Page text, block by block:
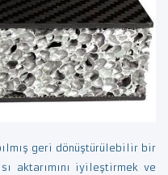
geri dönüştürülebilir bir
aktarımını iyileştirmek ve